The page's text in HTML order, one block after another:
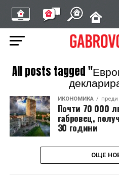
All posts tagged
ИКОНОМИКА преди
Почти 70 000
габровец,
30 години
ОЩЕ